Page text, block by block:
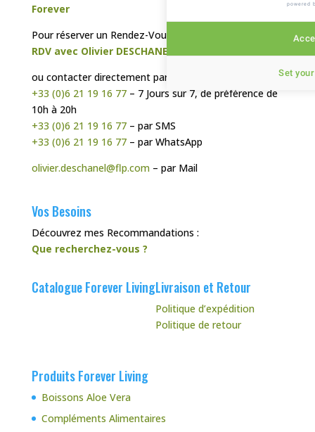
Forever
Pour réserver un Rendez-Vous Téléphonique :
RDV avec Olivier DESCHANEL
ou contacter directement par :
+33 (0)6 21 19 16 77– 7 Jours sur 7, de préférence de
10h à 20h
+33 (0)6 21 19 16 77– par SMS
+33 (0)6 21 19 16 77– par WhatsApp
olivier.deschanel@flp.com– par Mail
Vos Besoins
Découvrez mes Recommandations :
Que recherchez-vous ?
Catalogue Forever LivingLivraison et Retour
Politique d’expédition
Politique de retour
Produits Forever Living
Boissons Aloe Vera
Compléments Alimentaires
powered
Set